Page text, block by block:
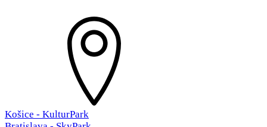
Košice - KulturPark